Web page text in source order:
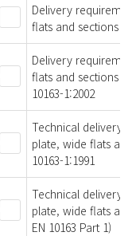
Delivery
flats and sections -
Delivery
flats and sections -
10163-1:2002
Technical delivery
plate, wide flats
10163-1:1991
Technical delivery
plate, wide flats
EN 10163 Part 1)